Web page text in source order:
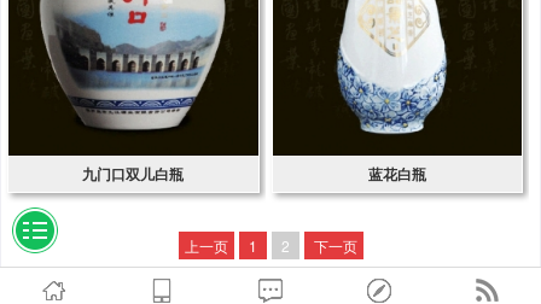
九门口双儿白瓶 蓝花白瓶
上一页 1 2 下一页